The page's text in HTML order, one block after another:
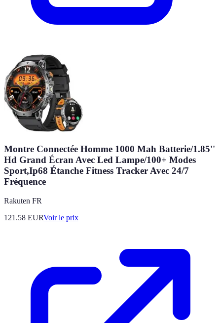
Montre Connectée Homme 1000 Mah Batterie/1.85''
Hd Grand Écran Avec Led Lampe/100+ Modes
Sport,Ip68 Étanche Fitness Tracker Avec 24/7
Fréquence
Rakuten FR
121.58 EURVoir le prix